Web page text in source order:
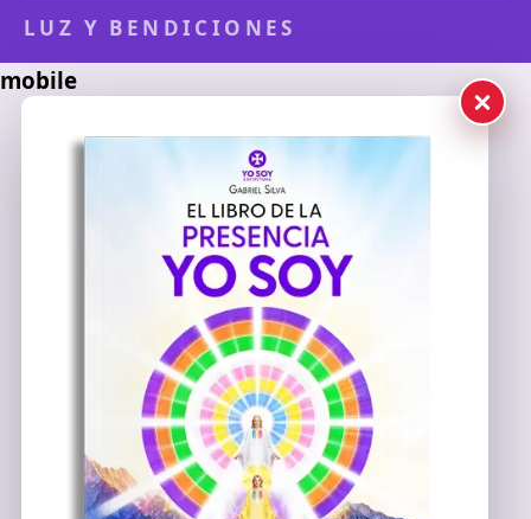
LUZ Y BENDICIONES